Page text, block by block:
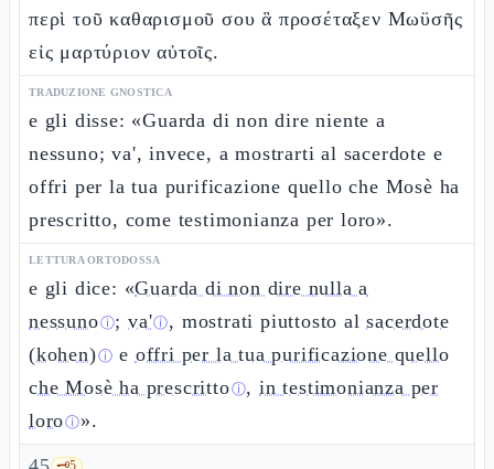
περὶ τοῦ καθαρισμοῦ σου ἃ προσέταξεν Μωϋσῆς
εἰς μαρτύριον αὐτοῖς.
TRADUZIONE GNOSTICA
e gli disse: «Guarda di non dire niente a
nessuno; va', invece, a mostrarti al sacerdote e
offri per la tua purificazione quello che Mosè ha
prescritto, come testimonianza per loro».
LETTURA ORTODOSSA
e gli dice: «Guarda di non dire nulla a
nessunoⓘ;va'ⓘ, mostrati piuttosto alsacerdote
(kohen)ⓘ e offri per la tua purificazione quello
che Mosè ha prescrittoⓘ,in testimonianza per
loroⓘ».
🗝️5